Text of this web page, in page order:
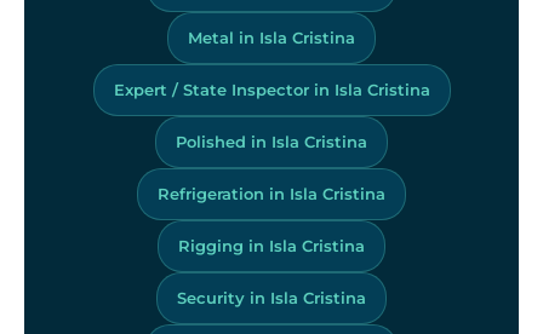
Metal in Isla Cristina
Expert / State Inspector in Isla Cristina
Polished in Isla Cristina
Refrigeration in Isla Cristina
Rigging in Isla Cristina
Security in Isla Cristina